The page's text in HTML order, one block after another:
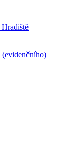
(evidenčního)